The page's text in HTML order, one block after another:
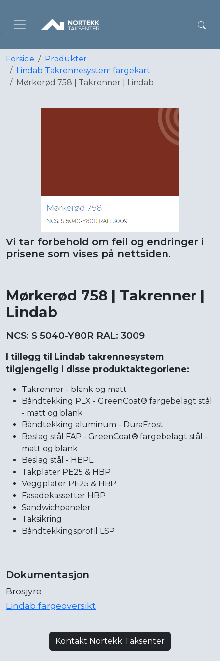
Forside
Produkter
Lindab Takrennesystem fargekart
Mørkerød 758 | Takrenner | Lindab
Vi tar forbehold om feil og endringer i
prisene som vises på nettsiden.
Mørkerød 758 | Takrenner |
Lindab
NCS: S 5040-Y80R RAL: 3009
I tillegg til Lindab takrennesystem
tilgjengelig i disse produktaktegoriene:
Takrenner - blank og matt
Båndtekking PLX - GreenCoat® fargebelagt stål
- matt og blank
Båndtekking aluminum - DuraFrost
Beslag stål FAP - GreenCoat® fargebelagt stål -
matt og blank
Beslag stål - HBPL
Takplater PE25 & HBP
Veggplater PE25 & HBP
Fasadekassetter HBP
Sandwichpaneler
Taksikring
Båndtekkingsprofil LSP
Dokumentasjon
Brosjyre
Lindab fargeoversikt
Kontakt Nortekk Taksenter